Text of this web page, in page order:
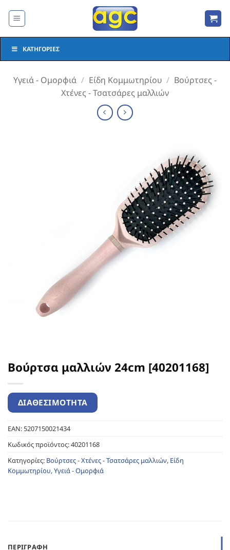
στο
ΚΑΤΗΓΟΡΊΕΣ
Υγειά - Ομορφιά / Είδη Κομμωτηρίου / Βούρτσες -
Χτένες - Τσατσάρες μαλλιών
Βούρτσα μαλλιών 24cm [40201168]
EAN:5207150021434
Κωδικός προϊόντος:40201168
Κατηγορίες: Βούρτσες - Χτένες - Τσατσάρες μαλλιών, Είδη
Κομμωτηρίου,Υγειά - Ομορφιά
ΠΕΡΙΓΡΑΦΉ